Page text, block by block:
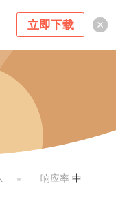
立即下载
响应率 中